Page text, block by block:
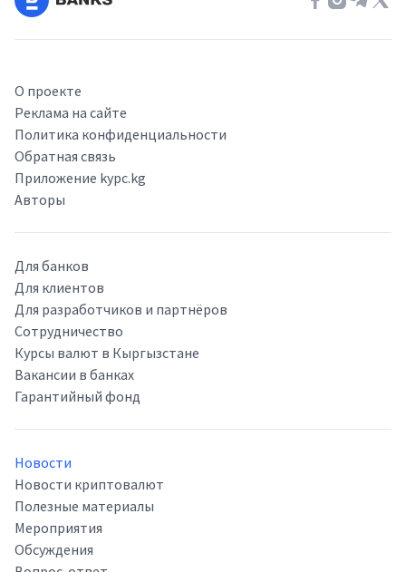
О проекте
Реклама на сайте
Политика конфиденциальности
Обратная связь
Приложение kypc.kg
Авторы
Для банков
Для клиентов
Для разработчиков и партнёров
Сотрудничество
Курсы валют в Кыргызстане
Вакансии в банках
Гарантийный фонд
Новости
Новости криптовалют
Полезные материалы
Мероприятия
Обсуждения